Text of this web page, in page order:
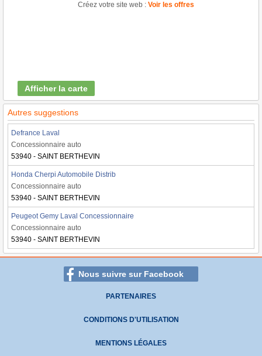
Créez votre site web : Voir les offres
Afficher la carte
Autres suggestions
Defrance Laval
Concessionnaire auto
53940 - SAINT BERTHEVIN
Honda Cherpi Automobile Distrib
Concessionnaire auto
53940 - SAINT BERTHEVIN
Peugeot Gemy Laval Concessionnaire
Concessionnaire auto
53940 - SAINT BERTHEVIN
Nous suivre sur Facebook
PARTENAIRES
CONDITIONS D'UTILISATION
MENTIONS LÉGALES